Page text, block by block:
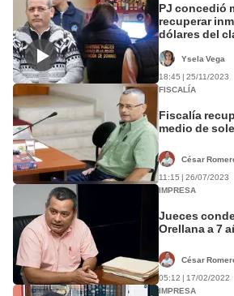
PJ concedió
recuperar
dólares del
Ysela Vega
18:45 | 25/11/2023
FISCALÍA
Fiscalía
medio de
César
11:15 | 26/07/2023
IMPRESA
Jueces
Orellana a 7
César
05:12 | 17/02/2022
IMPRESA